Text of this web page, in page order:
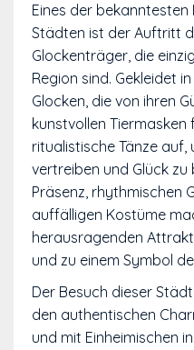
Eines der bekanntesten
Städten ist der Auftritt
Glockenträger, die
Region sind. Gekleidet
Glocken, die von ihren
kunstvollen Tiermasken
ritualistische Tänze auf,
vertreiben und Glück
Präsenz, rhythmischen
auffälligen Kostüme
herausragenden
und zu einem Symbol
Der Besuch dieser
den authentischen
und mit Einheimischen